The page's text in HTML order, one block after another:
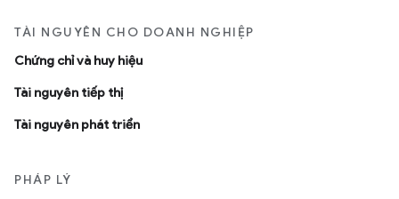
TÀI NGUYÊN CHO DOANH NGHIỆP
Chứng chỉ và huy hiệu
Tài nguyên tiếp thị
Tài nguyên phát triển
PHÁP LÝ